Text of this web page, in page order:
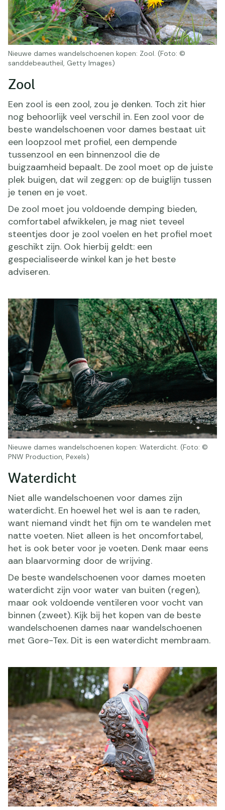
Nieuwe dames wandelschoenen kopen: Zool. (Foto: ©
sanddebeautheil, Getty Images)
Zool
Een zool is een zool, zou je denken. Toch zit hier
nog behoorlijk veel verschil in. Een zool voor de
beste wandelschoenen voor dames bestaat uit
een loopzool met profiel, een dempende
tussenzool en een binnenzool die de
buigzaamheid bepaalt. De zool moet op de juiste
plek buigen, dat wil zeggen: op de buiglijn tussen
je tenen en je voet.
De zool moet jou voldoende demping bieden,
comfortabel afwikkelen, je mag niet teveel
steentjes door je zool voelen en het profiel moet
geschikt zijn. Ook hierbij geldt: een
gespecialiseerde winkel kan je het beste
adviseren.
Waterdicht
Niet alle wandelschoenen voor dames zijn
waterdicht. En hoewel het wel is aan te raden,
want niemand vindt het fijn om te wandelen met
natte voeten. Niet alleen is het oncomfortabel,
het is ook beter voor je voeten. Denk maar eens
aan blaarvorming door de wrijving.
De beste wandelschoenen voor dames moeten
waterdicht zijn voor water van buiten (regen),
maar ook voldoende ventileren voor vocht van
binnen (zweet). Kijk bij het kopen van de beste
wandelschoenen dames naar wandelschoenen
met Gore-Tex. Dit is een waterdicht membraam.
Nieuwe dames wandelschoenen kopen: Waterdicht. (Foto: ©
PNW Production, Pexels)